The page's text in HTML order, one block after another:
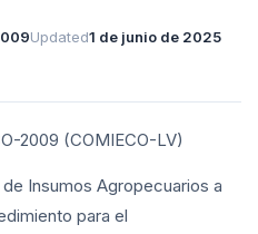
Updated1 de junio de 2025
2009 (COMIECO-LV)
Insumos Agropecuarios a
para el